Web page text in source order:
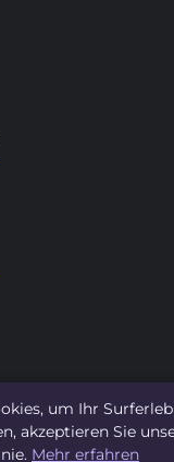
um Ihr
akzeptieren Sie
Mehr erfahren